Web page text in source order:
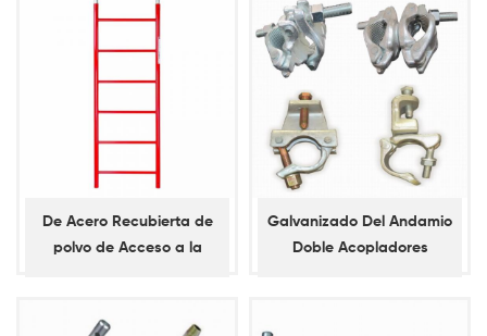
de Andamios
De Acero Recubierta de
polvo de Acceso a la
Galvanizado Del Andamio
Doble Acopladores